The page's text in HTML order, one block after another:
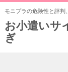
モニプラの危険性と評判
お小遣いサ
ぎ